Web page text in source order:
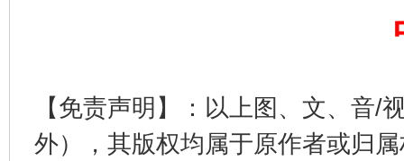
【免责声明】：以上图、文、音/
外），其版权均属于原作者或归